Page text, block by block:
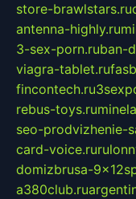
store-brawlstars.ru
antenna-highly.ru
3-sex-porn.ruban-
viagra-tablet.ru
fincontech.ru
rebus-toys.ru
seo-prodvizhenie-
card-voice.ru
domizbrusa-
a380club.ru